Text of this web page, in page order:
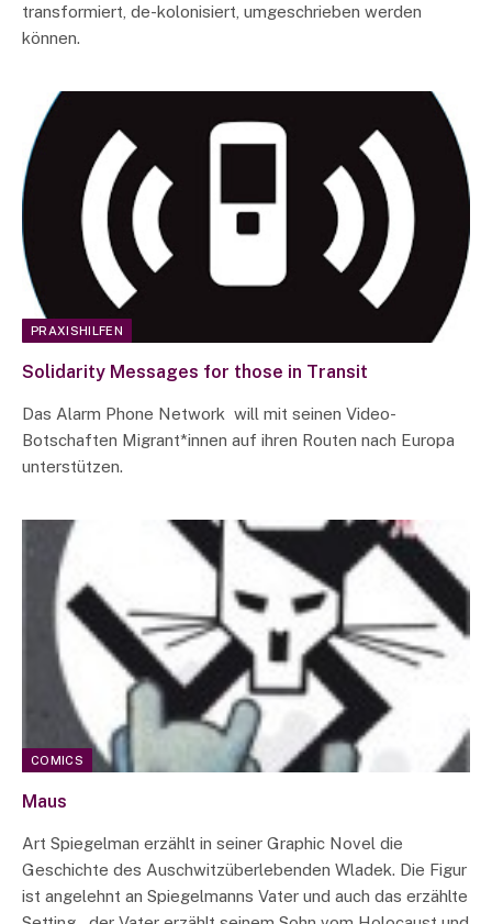
transformiert, de-kolonisiert, umgeschrieben werden
können.
PRAXISHILFEN
Solidarity Messages for those in Transit
Das Alarm Phone Network will mit seinen Video-
Botschaften Migrant*innen auf ihren Routen nach Europa
unterstützen.
COMICS
Maus
Art Spiegelman erzählt in seiner Graphic Novel die
Geschichte des Auschwitzüberlebenden Wladek. Die Figur
ist angelehnt an Spiegelmanns Vater und auch das erzählte